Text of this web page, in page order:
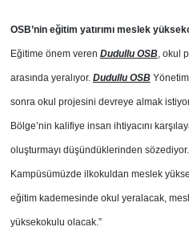
OSB’nin eğitim yatırımı meslek
Eğitime önem veren Dudullu OSB, okul
arasında yeralıyor. Dudullu OSB
sonra okul projesini devreye almak
Bölge’nin kalifiye insan ihtiyacını
oluşturmayı düşündüklerinden
Kampüsümüzde ilkokuldan meslek
eğitim kademesinde okul yeralacak,
yüksekokulu olacak.”